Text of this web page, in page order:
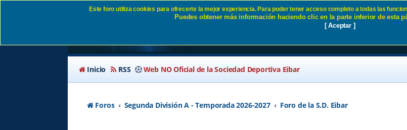
ARBITRAJES SD Eibar
Inicio RSS Web NO Oficial de la Sociedad Deportiva Eibar
Foros Segunda División A - Temporada 2026-2027 Foro de la S.D. Eibar
Este foro utiliza cookies para ofrecerte la mejor experiencia. Para poder tener acceso completo a todas las
Puedes obtener más información haciendo clic en la parte inferior de esta
[ Aceptar ]